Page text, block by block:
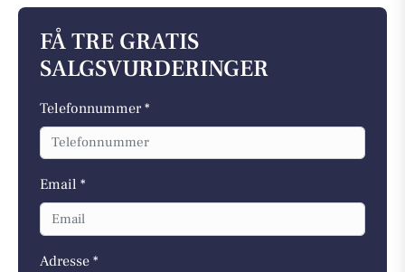
FÅ TRE GRATIS
SALGSVURDERINGER
Telefonnummer *
Email *
Adresse *